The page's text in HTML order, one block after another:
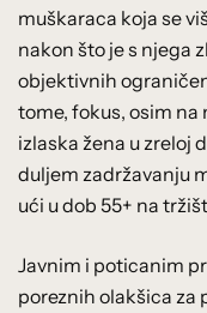
muškaraca koja se
nakon što je s njega
objektivnih
tome, fokus, osim
izlaska žena u zreloj
duljem zadržavanju
ući u dob 55+ na
Javnim i poticanim
poreznih olakšica za